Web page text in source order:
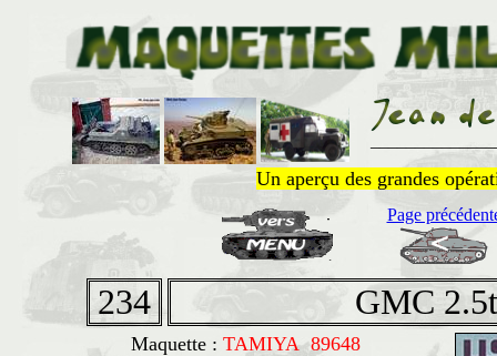
Un aperçu des grandes
Page
234 GMC
Maquette : TAMIYA 89648